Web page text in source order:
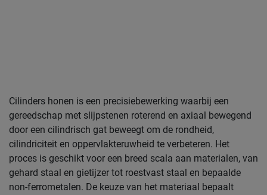
Cilinders honen is een precisiebewerking waarbij een
gereedschap met slijpstenen roterend en axiaal bewegend
door een cilindrisch gat beweegt om de rondheid,
cilindriciteit en oppervlakteruwheid te verbeteren. Het
proces is geschikt voor een breed scala aan materialen, van
gehard staal en gietijzer tot roestvast staal en bepaalde
non-ferrometalen. De keuze van het materiaal bepaalt